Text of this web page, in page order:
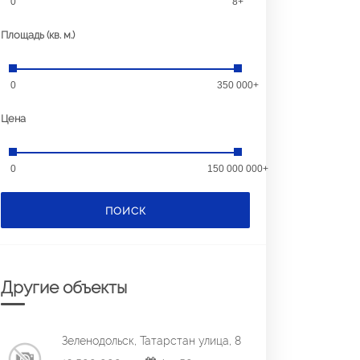
Площадь (кв. м.)
0 350 000+
Цена
0 150 000 000+
ПОИСК
Другие объекты
Зеленодольск, Татарстан улица, 8